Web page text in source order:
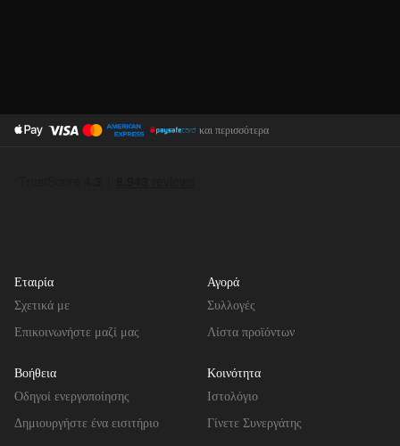
και περισσότερα
Εταιρία
Σχετικά με
Επικοινωνήστε μαζί μας
Αγορά
Συλλογές
Λίστα προϊόντων
Βοήθεια
Οδηγοί ενεργοποίησης
Δημιουργήστε ένα εισιτήριο
Κοινότητα
Ιστολόγιο
Γίνετε Συνεργάτης